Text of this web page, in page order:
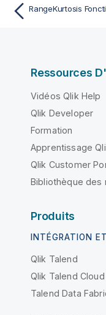
Ressources
Vidéos Qlik Help
Qlik Developer
Formation
Apprentissage
Qlik Customer
Bibliothèque des
Produits
INTÉGRATION
Qlik Talend
Qlik Talend Cloud
Talend Data